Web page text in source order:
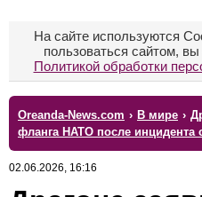
На сайте используются
пользоваться сайтом,
Политикой обработки
Oreanda-News.com › В мире ›
фланга НАТО после инцидента
02.06.2026, 16:16